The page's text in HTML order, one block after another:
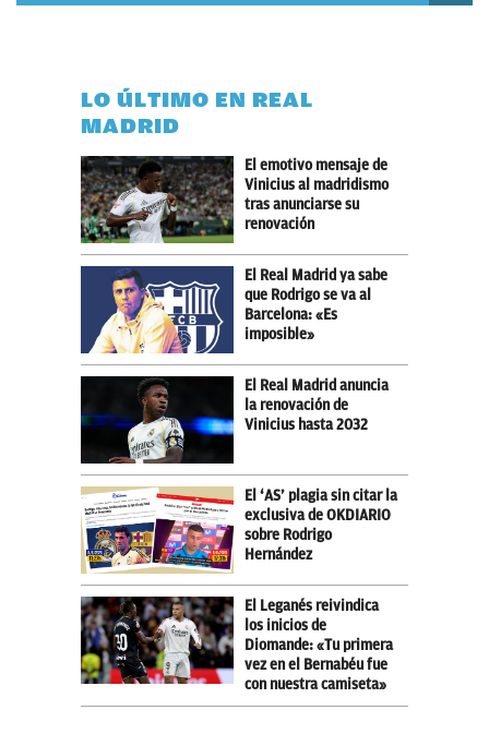
LO ÚLTIMO EN REAL
MADRID
El emotivo mensaje de
Vinicius al madridismo
tras anunciarse su
renovación
El Real Madrid ya sabe
que Rodrigo se va al
Barcelona: «Es
imposible»
El Real Madrid anuncia
la renovación de
Vinicius hasta 2032
El ‘AS’ plagia sin citar la
exclusiva de OKDIARIO
sobre Rodrigo
Hernández
El Leganés reivindica
los inicios de
Diomande: «Tu primera
vez en el Bernabéu fue
con nuestra camiseta»